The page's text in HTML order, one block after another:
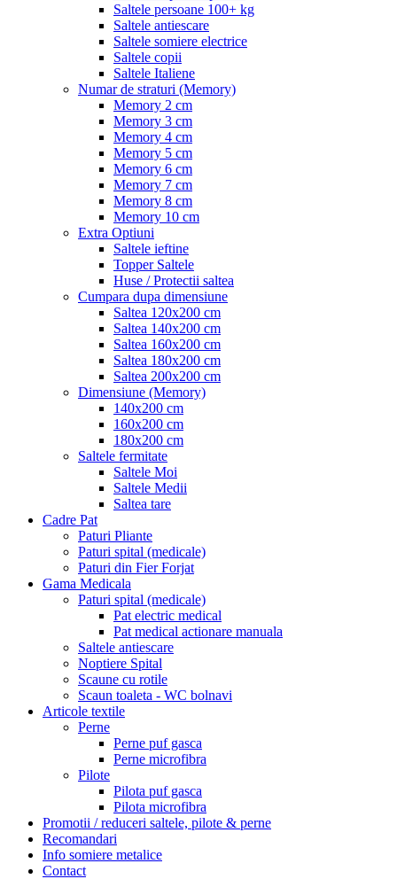
Saltele persoane 100+ kg
Saltele antiescare
Saltele somiere electrice
Saltele copii
Saltele Italiene
Numar de straturi (Memory)
Memory 2 cm
Memory 3 cm
Memory 4 cm
Memory 5 cm
Memory 6 cm
Memory 7 cm
Memory 8 cm
Memory 10 cm
Extra Optiuni
Saltele ieftine
Topper Saltele
Huse / Protectii saltea
Cumpara dupa dimensiune
Saltea 120x200 cm
Saltea 140x200 cm
Saltea 160x200 cm
Saltea 180x200 cm
Saltea 200x200 cm
Dimensiune (Memory)
140x200 cm
160x200 cm
180x200 cm
Saltele fermitate
Saltele Moi
Saltele Medii
Saltea tare
Cadre Pat
Paturi Pliante
Paturi spital (medicale)
Paturi din Fier Forjat
Gama Medicala
Paturi spital (medicale)
Pat electric medical
Pat medical actionare manuala
Saltele antiescare
Noptiere Spital
Scaune cu rotile
Scaun toaleta - WC bolnavi
Articole textile
Perne
Perne puf gasca
Perne microfibra
Pilote
Pilota puf gasca
Pilota microfibra
Promotii / reduceri saltele, pilote & perne
Recomandari
Info somiere metalice
Contact